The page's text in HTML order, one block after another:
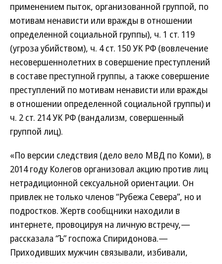
применением пыток, организованной группой, по
мотивам ненависти или вражды в отношении
определенной социальной группы), ч. 1 ст. 119
(угроза убийством), ч. 4 ст. 150 УК РФ (вовлечение
несовершеннолетних в совершение преступлений
в составе преступной группы, а также совершение
преступлений по мотивам ненависти или вражды
в отношении определенной социальной группы) и
ч. 2 ст. 214 УК РФ (вандализм, совершенный
группой лиц).
«По версии следствия (дело вело МВД по Коми), в
2014 году Колегов организовал акцию против лиц
нетрадиционной сексуальной ориентации. Он
привлек не только членов “Рубежа Севера”, но и
подростков. Жертв сообщники находили в
интернете, провоцируя на личную встречу,—
рассказала “Ъ” госпожа Спиридонова.—
Приходивших мужчин связывали, избивали,